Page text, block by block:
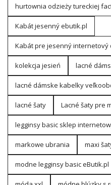
hurtownia odzieży tureckiej
Kabát jesenný ebutik.pl
Kabát pre jesenný internetový
kolekcja jesień lacné
lacné dámske kabelky
lacné šaty Lacné šaty pre
legginsy basic sklep
markowe ubrania maxi
modne legginsy basic eButik.pl